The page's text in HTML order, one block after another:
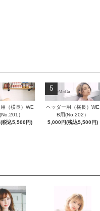
（横長）WE
）
税込5,500円)
5
ヘッダー用（横長）WE
B用(No.202）
5,000円(税込5,500円)